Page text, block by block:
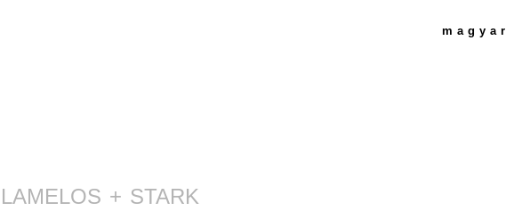
magyar
LAMELOS + STARK